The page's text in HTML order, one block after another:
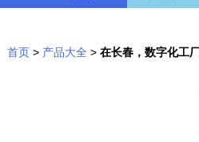
首页 > 产品大全 > 在长春，数字化工